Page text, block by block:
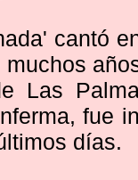
cantó
muchos
Las
fue
días.